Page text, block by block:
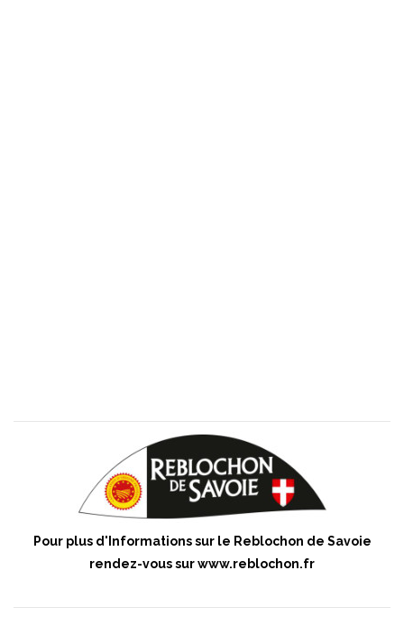
Pour plus d'Informations sur le Reblochon de Savoie
rendez-vous surwww.reblochon.fr